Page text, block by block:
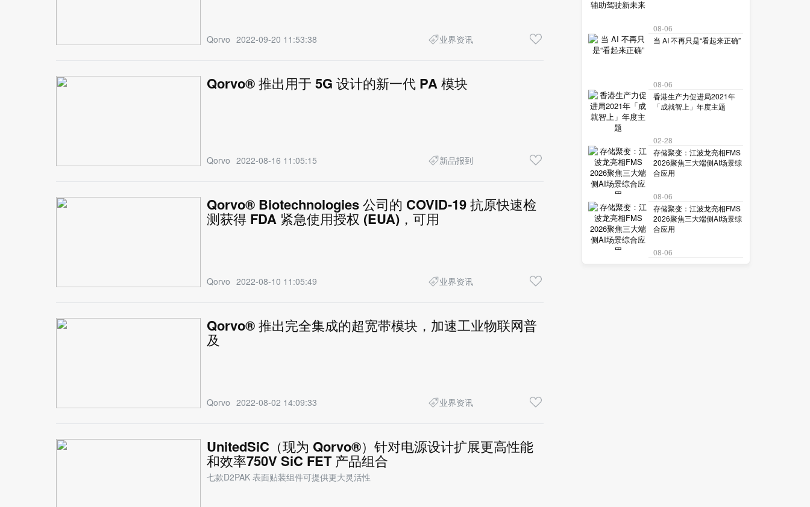
Qorvo 2022-09-20 11:53:38 业界资讯
Qorvo® 推出用于 5G 设计的新一代 PA 模块
Qorvo 2022-08-16 11:05:15 新品报到
Qorvo® Biotechnologies 公司的 COVID-19 抗原快速检
测获得 FDA 紧急使用授权 (EUA)，可用
Qorvo 2022-08-10 11:05:49 业界资讯
Qorvo® 推出完全集成的超宽带模块，加速工业物联网普
及
Qorvo 2022-08-02 14:09:33 业界资讯
UnitedSiC（现为 Qorvo®）针对电源设计扩展更高性能
和效率750V SiC FET 产品组合
七款D2PAK 表面贴装组件可提供更大灵活性
08-06
当 AI 不再只是“看起来正确”
08-06
香港生产力促进局2021年
「成就智上」年度主题
02-28
存储聚变：江波龙亮相FMS
2026聚焦三大端侧AI场景综
合应用
08-06
存储聚变：江波龙亮相FMS
2026聚焦三大端侧AI场景综
合应用
08-06